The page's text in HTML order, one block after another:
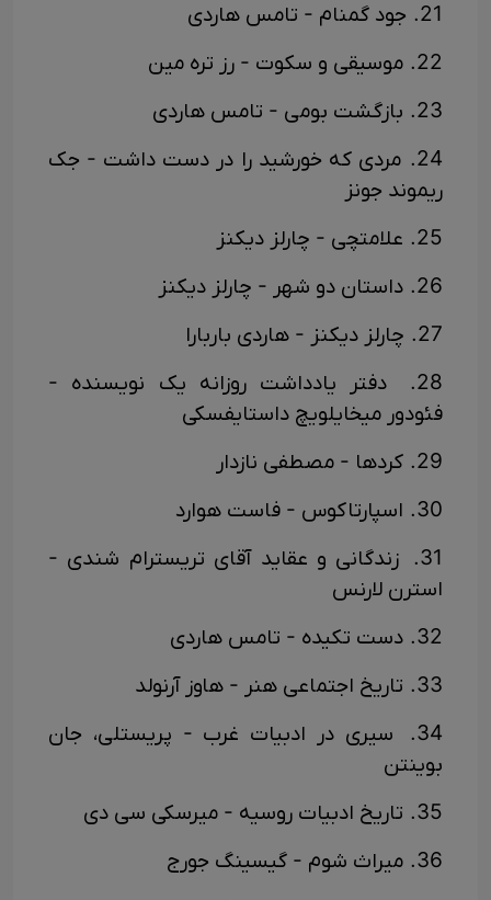
21. جود گمنام - تامس هاردی
22. موسیقی و سکوت - رز تره مین
23. بازگشت بومی - تامس هاردی
24. مردی که خورشید را در دست داشت - جک
ریموند جونز
25. علامتچی - چارلز دیکنز
26. داستان دو شهر - چارلز دیکنز
27. چارلز دیکنز - هاردی باربارا
28. دفتر یادداشت روزانه یک نویسنده -
فئودور میخایلویچ داستایفسکی
29. کردها - مصطفی نازدار
30. اسپارتاکوس - فاست هوارد
31. زندگانی و عقاید آقای تریسترام شندی -
استرن لارنس
32. دست تکیده - تامس هاردی
33. تاریخ اجتماعی هنر - هاوز آرنولد
34. سیری در ادبیات غرب - پریستلی، جان
بوینتن
35. تاریخ ادبیات روسیه - میرسکی سی دی
36. میراث شوم - گیسینگ جورج